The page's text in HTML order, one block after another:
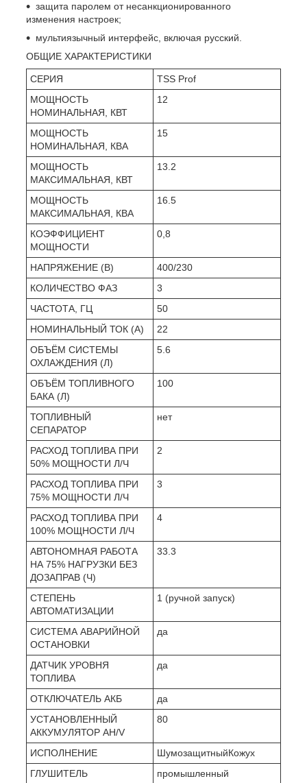
защита паролем от несанкционированного
изменения настроек;
мультиязычный интерфейс, включая русский.
ОБЩИЕ ХАРАКТЕРИСТИКИ
СЕРИЯ
TSS Prof
МОЩНОСТЬ
НОМИНАЛЬНАЯ, КВТ
12
МОЩНОСТЬ
НОМИНАЛЬНАЯ, КВА
15
МОЩНОСТЬ
МАКСИМАЛЬНАЯ, КВТ
13.2
МОЩНОСТЬ
МАКСИМАЛЬНАЯ, КВА
16.5
КОЭФФИЦИЕНТ
МОЩНОСТИ
0,8
НАПРЯЖЕНИЕ (В)
400/230
КОЛИЧЕСТВО ФАЗ
3
ЧАСТОТА, ГЦ
50
НОМИНАЛЬНЫЙ ТОК (А)
22
ОБЪЁМ СИСТЕМЫ
ОХЛАЖДЕНИЯ (Л)
5.6
ОБЪЁМ ТОПЛИВНОГО
БАКА (Л)
100
ТОПЛИВНЫЙ
СЕПАРАТОР
нет
РАСХОД ТОПЛИВА ПРИ
50% МОЩНОСТИ Л/Ч
2
РАСХОД ТОПЛИВА ПРИ
75% МОЩНОСТИ Л/Ч
3
РАСХОД ТОПЛИВА ПРИ
100% МОЩНОСТИ Л/Ч
4
АВТОНОМНАЯ РАБОТА
НА 75% НАГРУЗКИ БЕЗ
ДОЗАПРАВ (Ч)
33.3
СТЕПЕНЬ
АВТОМАТИЗАЦИИ
1 (ручной запуск)
СИСТЕМА АВАРИЙНОЙ
ОСТАНОВКИ
да
ДАТЧИК УРОВНЯ
ТОПЛИВА
да
ОТКЛЮЧАТЕЛЬ АКБ
да
УСТАНОВЛЕННЫЙ
АККУМУЛЯТОР AH/V
80
ИСПОЛНЕНИЕ
ШумозащитныйКожух
ГЛУШИТЕЛЬ
промышленный